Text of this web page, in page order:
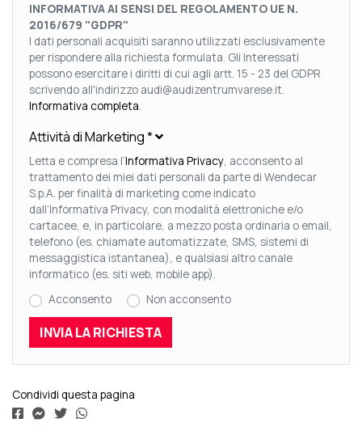
INFORMATIVA AI SENSI DEL REGOLAMENTO UE N.
2016/679 "GDPR"
I dati personali acquisiti saranno utilizzati esclusivamente
per rispondere alla richiesta formulata. Gli Interessati
possono esercitare i diritti di cui agli artt. 15 - 23 del GDPR
scrivendo all'indirizzo audi@audizentrumvarese.it.
Informativa completa.
Attività di Marketing*
Letta e compresa l’Informativa Privacy, acconsento al
trattamento dei miei dati personali da parte di Wendecar
S.p.A. per finalità di marketing come indicato
dall’Informativa Privacy, con modalità elettroniche e/o
cartacee, e, in particolare, a mezzo posta ordinaria o email,
telefono (es. chiamate automatizzate, SMS, sistemi di
messaggistica istantanea), e qualsiasi altro canale
informatico (es. siti web, mobile app).
Acconsento
Non acconsento
Condividi questa pagina